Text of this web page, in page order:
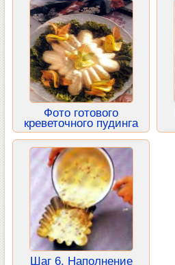
Фото готового
креветочного пудинга
Шаг 6. Наполнение